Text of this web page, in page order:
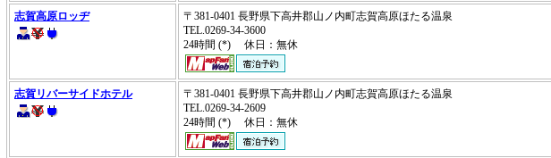
志賀高原ロッヂ
〒381-0401 長野県下高井郡山ノ内町志賀高原ほたる温泉
TEL.0269-34-3600
24時間 (*) 休日：無休
志賀リバーサイドホテル
〒381-0401 長野県下高井郡山ノ内町志賀高原ほたる温泉
TEL.0269-34-2609
24時間 (*) 休日：無休